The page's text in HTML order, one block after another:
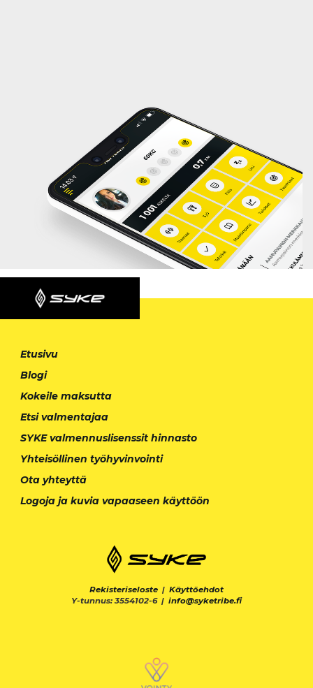
Etusivu
Blogi
Kokeile maksutta
Etsi valmentajaa
SYKE valmennuslisenssit hinnasto
Yhteisöllinen työhyvinvointi
Ota yhteyttä
Logoja ja kuvia vapaaseen käyttöön
Rekisteriseloste | Käyttöehdot
Y-tunnus: 3554102-6 | info@syketribe.fi